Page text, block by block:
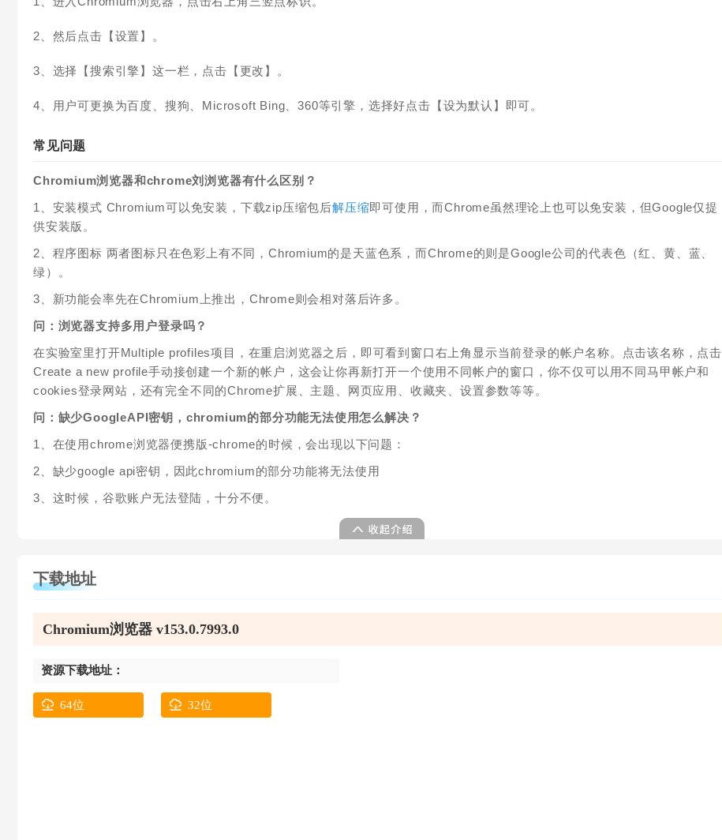
2、然后点击【设置】。
3、选择【搜索引擎】这一栏，点击【更改】。
4、用户可更换为百度、搜狗、Microsoft Bing、360等引擎，选择好点击【设为默认】即可。
常见问题
Chromium浏览器和chrome刘浏览器有什么区别？
1、安装模式 Chromium可以免安装，下载zip压缩包后解压缩即可使用，而Chrome虽然理论上也可以免安装，但Google仅提
供安装版。
2、程序图标 两者图标只在色彩上有不同，Chromium的是天蓝色系，而Chrome的则是Google公司的代表色（红、黄、蓝、
绿）。
3、新功能会率先在Chromium上推出，Chrome则会相对落后许多。
问：浏览器支持多用户登录吗？
在实验室里打开Multiple profiles项目，在重启浏览器之后，即可看到窗口右上角显示当前登录的帐户名称。点击该名称，点击
Create a new profile手动接创建一个新的帐户，这会让你再新打开一个使用不同帐户的窗口，你不仅可以用不同马甲帐户和
cookies登录网站，还有完全不同的Chrome扩展、主题、网页应用、收藏夹、设置参数等等。
问：缺少GoogleAPI密钥，chromium的部分功能无法使用怎么解决？
1、在使用chrome浏览器便携版-chrome的时候，会出现以下问题：
2、缺少google api密钥，因此chromium的部分功能将无法使用
3、这时候，谷歌账户无法登陆，十分不便。
下载地址
Chromium浏览器 v153.0.7993.0
资源下载地址：
64位 32位